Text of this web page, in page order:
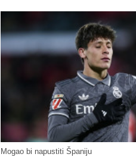
Mogao bi napustiti Španiju